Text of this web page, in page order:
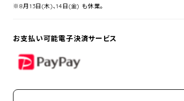
※8月13日(木)、14日(金) も休業。
お支払い可能電子決済サービス
PayPay